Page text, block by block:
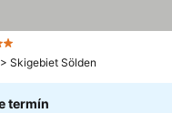
hvězdiček
Skigebiet Sölden
termín